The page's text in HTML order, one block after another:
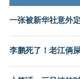
一张被新华社意外
李鹏死了！老江俩